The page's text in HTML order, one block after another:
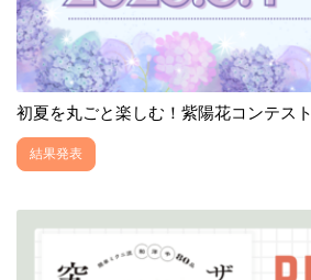
初夏を丸ごと楽しむ！紫陽花コンテスト
結果発表